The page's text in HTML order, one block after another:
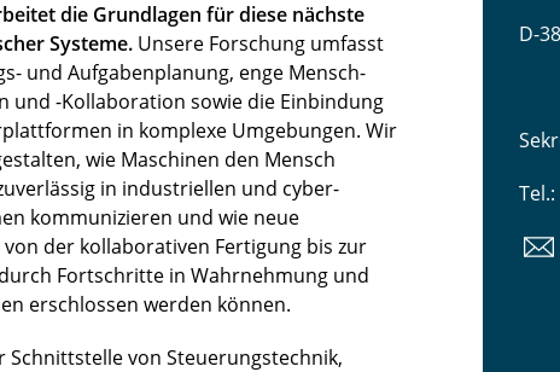
die Grundlagen für diese nächste
Systeme.Unsere Forschung umfasst
und Aufgabenplanung, enge Mensch-
und -Kollaboration sowie die Einbindung
in komplexe Umgebungen. Wir
wie Maschinen den Mensch
in industriellen und cyber-
kommunizieren und wie neue
der kollaborativen Fertigung bis zur
Fortschritte in Wahrnehmung und
erschlossen werden können.
Schnittstelle von Steuerungstechnik,
D-